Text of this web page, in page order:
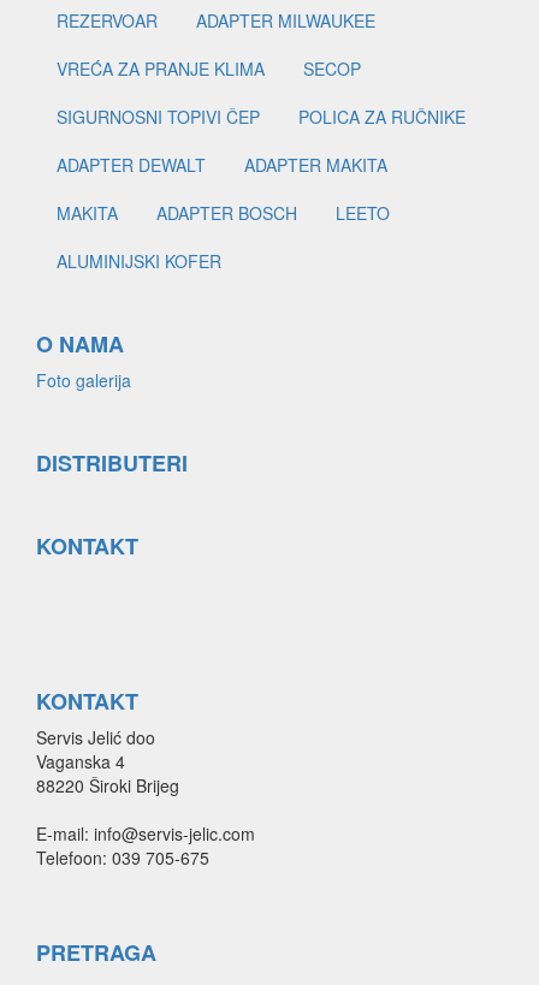
REZERVOAR
ADAPTER MILWAUKEE
VREĆA ZA PRANJE KLIMA
SECOP
SIGURNOSNI TOPIVI ČEP
POLICA ZA RUČNIKE
ADAPTER DEWALT
ADAPTER MAKITA
MAKITA
ADAPTER BOSCH
LEETO
ALUMINIJSKI KOFER
O NAMA
Foto galerija
DISTRIBUTERI
KONTAKT
KONTAKT
Servis Jelić doo
Vaganska 4
88220 Široki Brijeg
E-mail: info@servis-jelic.com
Telefoon: 039 705-675
PRETRAGA